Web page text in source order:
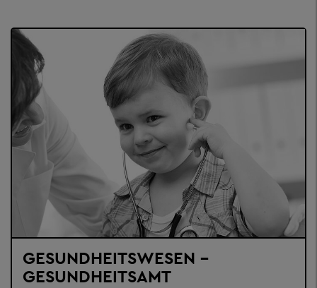
GESUNDHEITSWESEN -
GESUNDHEITSAMT